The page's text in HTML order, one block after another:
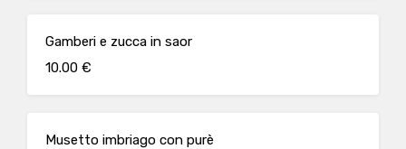
Gamberi e zucca in saor
10.00 €
Musetto imbriago con purè